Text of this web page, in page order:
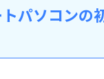
パソコンの